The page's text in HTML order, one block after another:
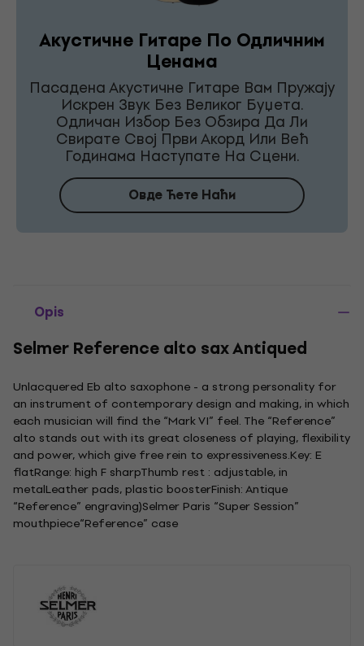
Акустичне Гитаре По Одличним
Ценама
Пасадена Акустичне Гитаре Вам Пружају
Искрен Звук Без Великог Буџета.
Одличан Избор Без Обзира Да Ли
Свирате Свој Први Акорд Или Већ
Годинама Наступате На Сцени.
Овде Ћете Наћи
Opis
Selmer Reference alto sax Antiqued
Unlacquered Eb alto saxophone - a strong personality for
an instrument of contemporary design and making, in which
each musician will find the “Mark VI” feel. The “Reference”
alto stands out with its great closeness of playing, flexibility
and power, which give free rein to expressiveness.Key: E
flatRange: high F sharpThumb rest : adjustable, in
metalLeather pads, plastic boosterFinish: Antique
“Reference” engraving)Selmer Paris “Super Session”
mouthpiece“Reference” case